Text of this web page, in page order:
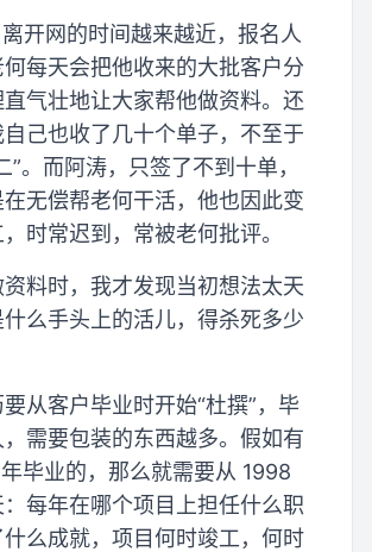
开网的时间越来越近，报名人
每天会把他收来的大批客户分
气壮地让大家帮他做资料。还
己也收了几十个单子，不至于
”。而阿涛，只签了不到十单，
无偿帮老何干活，他也因此变
时常迟到，常被老何批评。
料时，我才发现当初想法太天
么手头上的活儿，得杀死多少
从客户毕业时开始“杜撰”，毕
需要包装的东西越多。假如有
毕业的，那么就需要从 1998
每年在哪个项目上担任什么职
么成就，项目何时竣工，何时